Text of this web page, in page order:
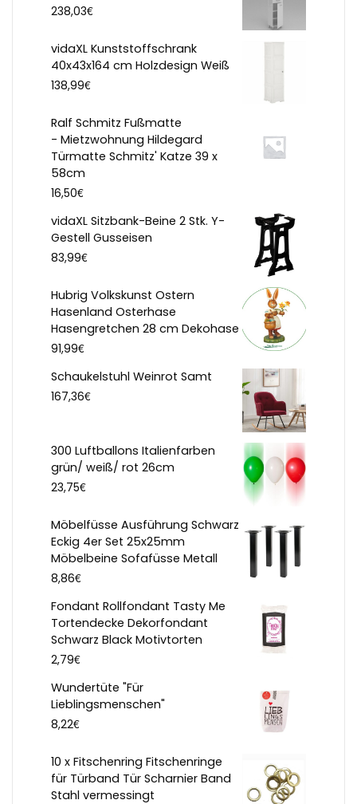
238,03€
vidaXL Kunststoffschrank
40x43x164 cm Holzdesign Weiß
138,99€
Ralf Schmitz Fußmatte
- Mietzwohnung Hildegard
Türmatte Schmitz' Katze 39 x
58cm
16,50€
vidaXL Sitzbank-Beine 2 Stk. Y-
Gestell Gusseisen
83,99€
Hubrig Volkskunst Ostern
Hasenland Osterhase
Hasengretchen 28 cm Dekohase
91,99€
Schaukelstuhl Weinrot Samt
167,36€
300 Luftballons Italienfarben
grün/ weiß/ rot 26cm
23,75€
Möbelfüsse Ausführung Schwarz
Eckig 4er Set 25x25mm
Möbelbeine Sofafüsse Metall
8,86€
Fondant Rollfondant Tasty Me
Tortendecke Dekorfondant
Schwarz Black Motivtorten
2,79€
Wundertüte "Für
Lieblingsmenschen"
8,22€
10 x Fitschenring Fitschenringe
für Türband Tür Scharnier Band
Stahl vermessingt